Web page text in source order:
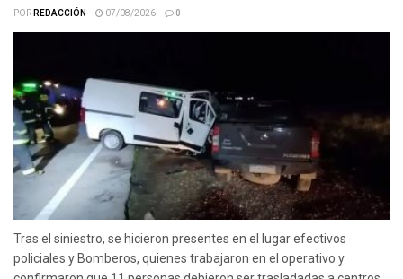
PORREDACCIÓN 07/08/2026 0
Tras el siniestro, se hicieron presentes en el lugar efectivos
policiales y Bomberos, quienes trabajaron en el operativo y